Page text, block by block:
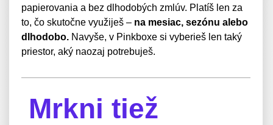
papierovania a bez dlhodobých zmlúv. Platíš len za
to, čo skutočne využiješ – na mesiac, sezónu alebo
dlhodobo. Navyše, v Pinkboxe si vyberieš len taký
priestor, aký naozaj potrebuješ.
Mrkni tiež